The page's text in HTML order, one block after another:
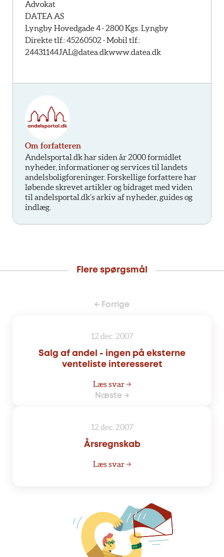
Advokat
DATEA AS
Lyngby Hovedgade 4 · 2800 Kgs. Lyngby
Direkte tlf.: 45260502 · Mobil tlf.:
24431144JAL@datea.dkwww.datea.dk
Om forfatteren
Andelsportal.dk har siden år 2000 formidlet
nyheder, informationer og services til landets
andelsboligforeninger. Forskellige forfattere har
løbende skrevet artikler og bidraget med viden
til andelsportal.dk’s arkiv af nyheder, guides og
indlæg.
Flere spørgsmål
← Forrige
12 dec. 2007
Salg af andel - ingen på eksterne
venteliste interesseret
Læs svar →
Næste →
12 dec. 2007
Årsregnskab
Læs svar →